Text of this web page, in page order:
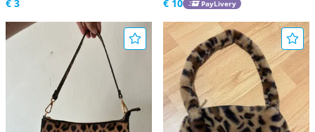
€ 3
€ 10
PayLivery